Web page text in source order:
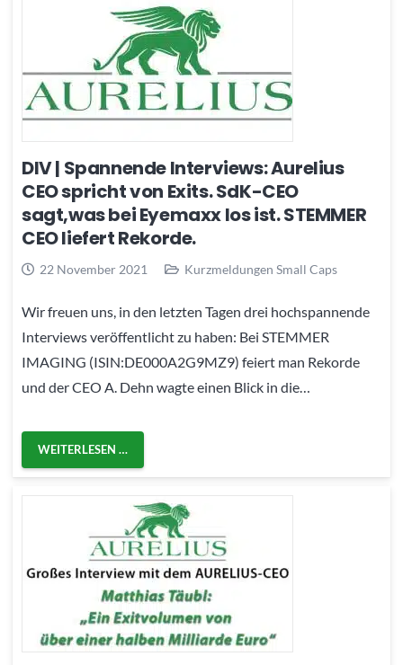
DIV | Spannende Interviews: Aurelius
CEO spricht von Exits. SdK-CEO
sagt,was bei Eyemaxx los ist. STEMMER
CEO liefert Rekorde.
22 November 2021 Kurzmeldungen Small Caps
Wir freuen uns, in den letzten Tagen drei hochspannende
Interviews veröffentlicht zu haben: Bei STEMMER
IMAGING (ISIN:DE000A2G9MZ9) feiert man Rekorde
und der CEO A. Dehn wagte einen Blick in die…
WEITERLESEN …